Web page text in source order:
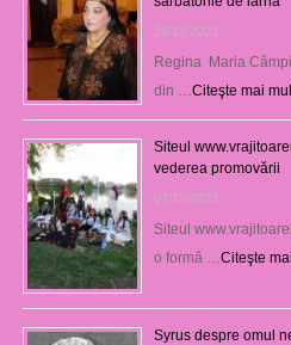
26/12/2023
Regina Maria
din … Citeşte mai
Siteul
vederea promovării
07/12/2023
Siteul
o formă … Citeşte
Syrus despre omul